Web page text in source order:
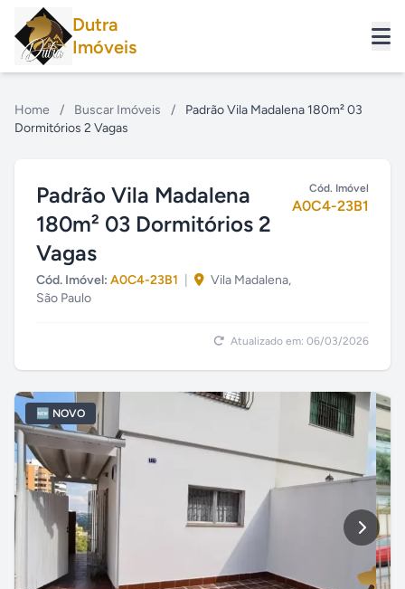
Dutra
Imóveis
Home / Buscar Imóveis /
Padrão Vila Madalena 180m² 03
Dormitórios 2 Vagas
Padrão Vila Madalena
180m² 03 Dormitórios 2
Vagas
Cód. Imóvel: A0C4-23B1
Vila Madalena,
São Paulo
Cód. Imóvel
A0C4-23B1
Atualizado em: 06/03/2026
🆕 NOVO